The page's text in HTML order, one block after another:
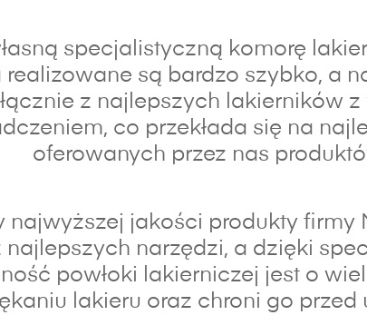
specjalistyczną komorę
są bardzo szybko, a
z najlepszych lakierników
co przekłada się na
oferowanych przez nas
najwyższej jakości produkty firmy
najlepszych narzędzi, a dzięki
powłoki lakierniczej jest o
lakieru oraz chroni go przed